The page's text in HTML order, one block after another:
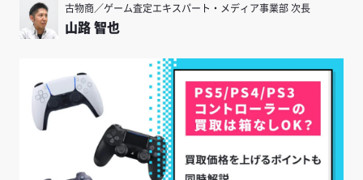
古物商／ゲーム査定エキスパート・メディア事業部 次長
山路 智也